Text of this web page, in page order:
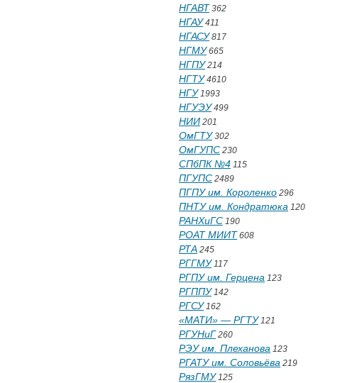
НГАВТ 362
НГАУ411
НГАСУ817
НГМУ665
НГПУ214
НГТУ4610
НГУ1993
НГУЭУ499
НИИ 201
ОмГТУ302
ОмГУПС 230
СПбПК №4 115
ПГУПС 2489
ПГПУ им. Короленко 296
ПНТУ им. Кондратюка 120
РАНХиГС 190
РОАТ МИИТ 608
РТА 245
РГГМУ117
РГПУ им. Герцена 123
РГППУ142
РГСУ162
«МАТИ» — РГТУ121
РГУНиГ 260
РЭУ им. Плеханова 123
РГАТУ им. Соловьёва 219
РязГМУ125